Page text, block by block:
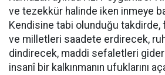
ve tezekkür halinde iken inmeye
Kendisine tabi olunduğu
ve milletleri saadete erdirecek,
dindirecek, maddi sefaletleri
insanî bir kalkınmanın ufuklarını